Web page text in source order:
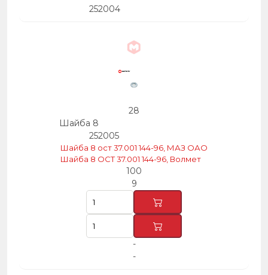
252004
28
Шайба 8
252005
Шайба 8 ост 37.001 144-96, МАЗ ОАО
Шайба 8 ОСТ 37.001 144-96, Волмет
100
9
-
-